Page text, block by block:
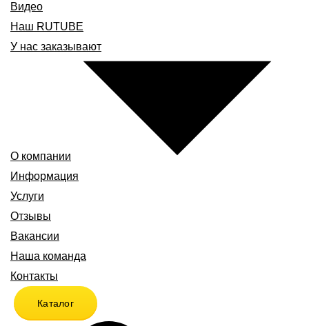
Видео
Наш RUTUBE
У нас заказывают
О компании
Информация
Услуги
Отзывы
Вакансии
Наша команда
Контакты
Каталог